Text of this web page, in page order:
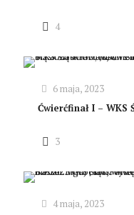
4
6 maja, 2023
Ćwierćfinał I –
3
4 maja, 2023